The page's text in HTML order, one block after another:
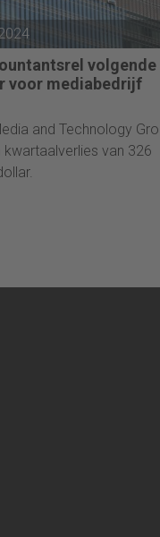
volgende
voor mediabedrijf
and Technology
kwartaalverlies van 326